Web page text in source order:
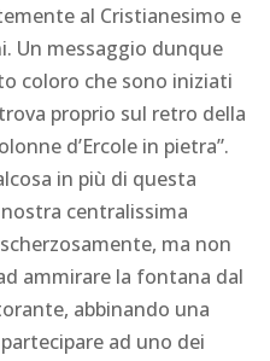
al Cristianesimo e
Un messaggio dunque
coloro che sono iniziati
proprio sul retro della
d’Ercole in pietra”.
in più di questa
centralissima
ma non
ammirare la fontana dal
abbinando una
ad uno dei